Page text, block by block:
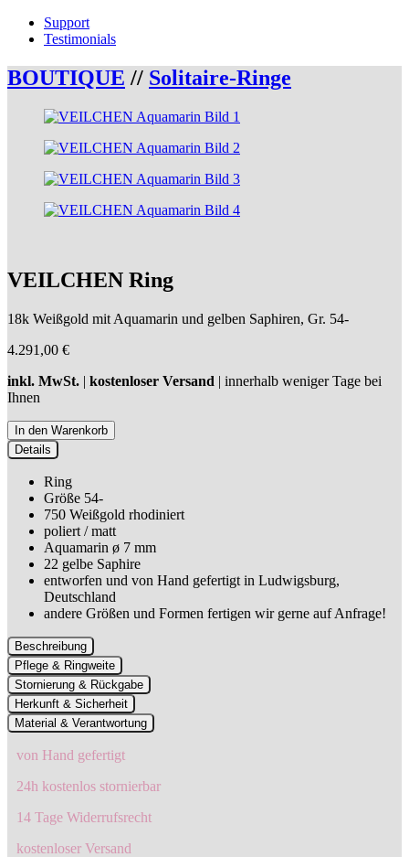
Support
Testimonials
BOUTIQUE // Solitaire-Ringe
VEILCHEN Ring
18k Weißgold mit Aquamarin und gelben Saphiren, Gr. 54-
4.291,00 €
inkl. MwSt. | kostenloser Versand | innerhalb weniger Tage bei
Ihnen
Details
Ring
Größe 54-
750 Weißgold rhodiniert
poliert / matt
Aquamarin ø 7 mm
22 gelbe Saphire
entworfen und von Hand gefertigt in Ludwigsburg,
Deutschland
andere Größen und Formen fertigen wir gerne auf Anfrage!
Beschreibung
Pflege & Ringweite
Stornierung & Rückgabe
Herkunft & Sicherheit
Material & Verantwortung
von Hand gefertigt
24h kostenlos stornierbar
14 Tage Widerrufsrecht
kostenloser Versand